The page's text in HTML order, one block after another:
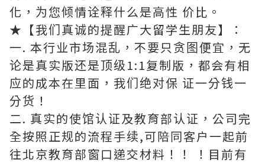
化，为您倾情诠释什么是高性 价比。
★【我们真诚的提醒广大留学生朋友】：
一. 本行业市场混乱，不要只贪图便宜，无
论是真实版还是顶级1:1复制版，都会有相
应的成本在里面，我们绝对保 证一分钱一
分货！
二. 真实的使馆认证及教育部认证，公司完
全按照正规的流程手续,可陪同客户一起前
往北京教育部窗口递交材料！！ ！目前有